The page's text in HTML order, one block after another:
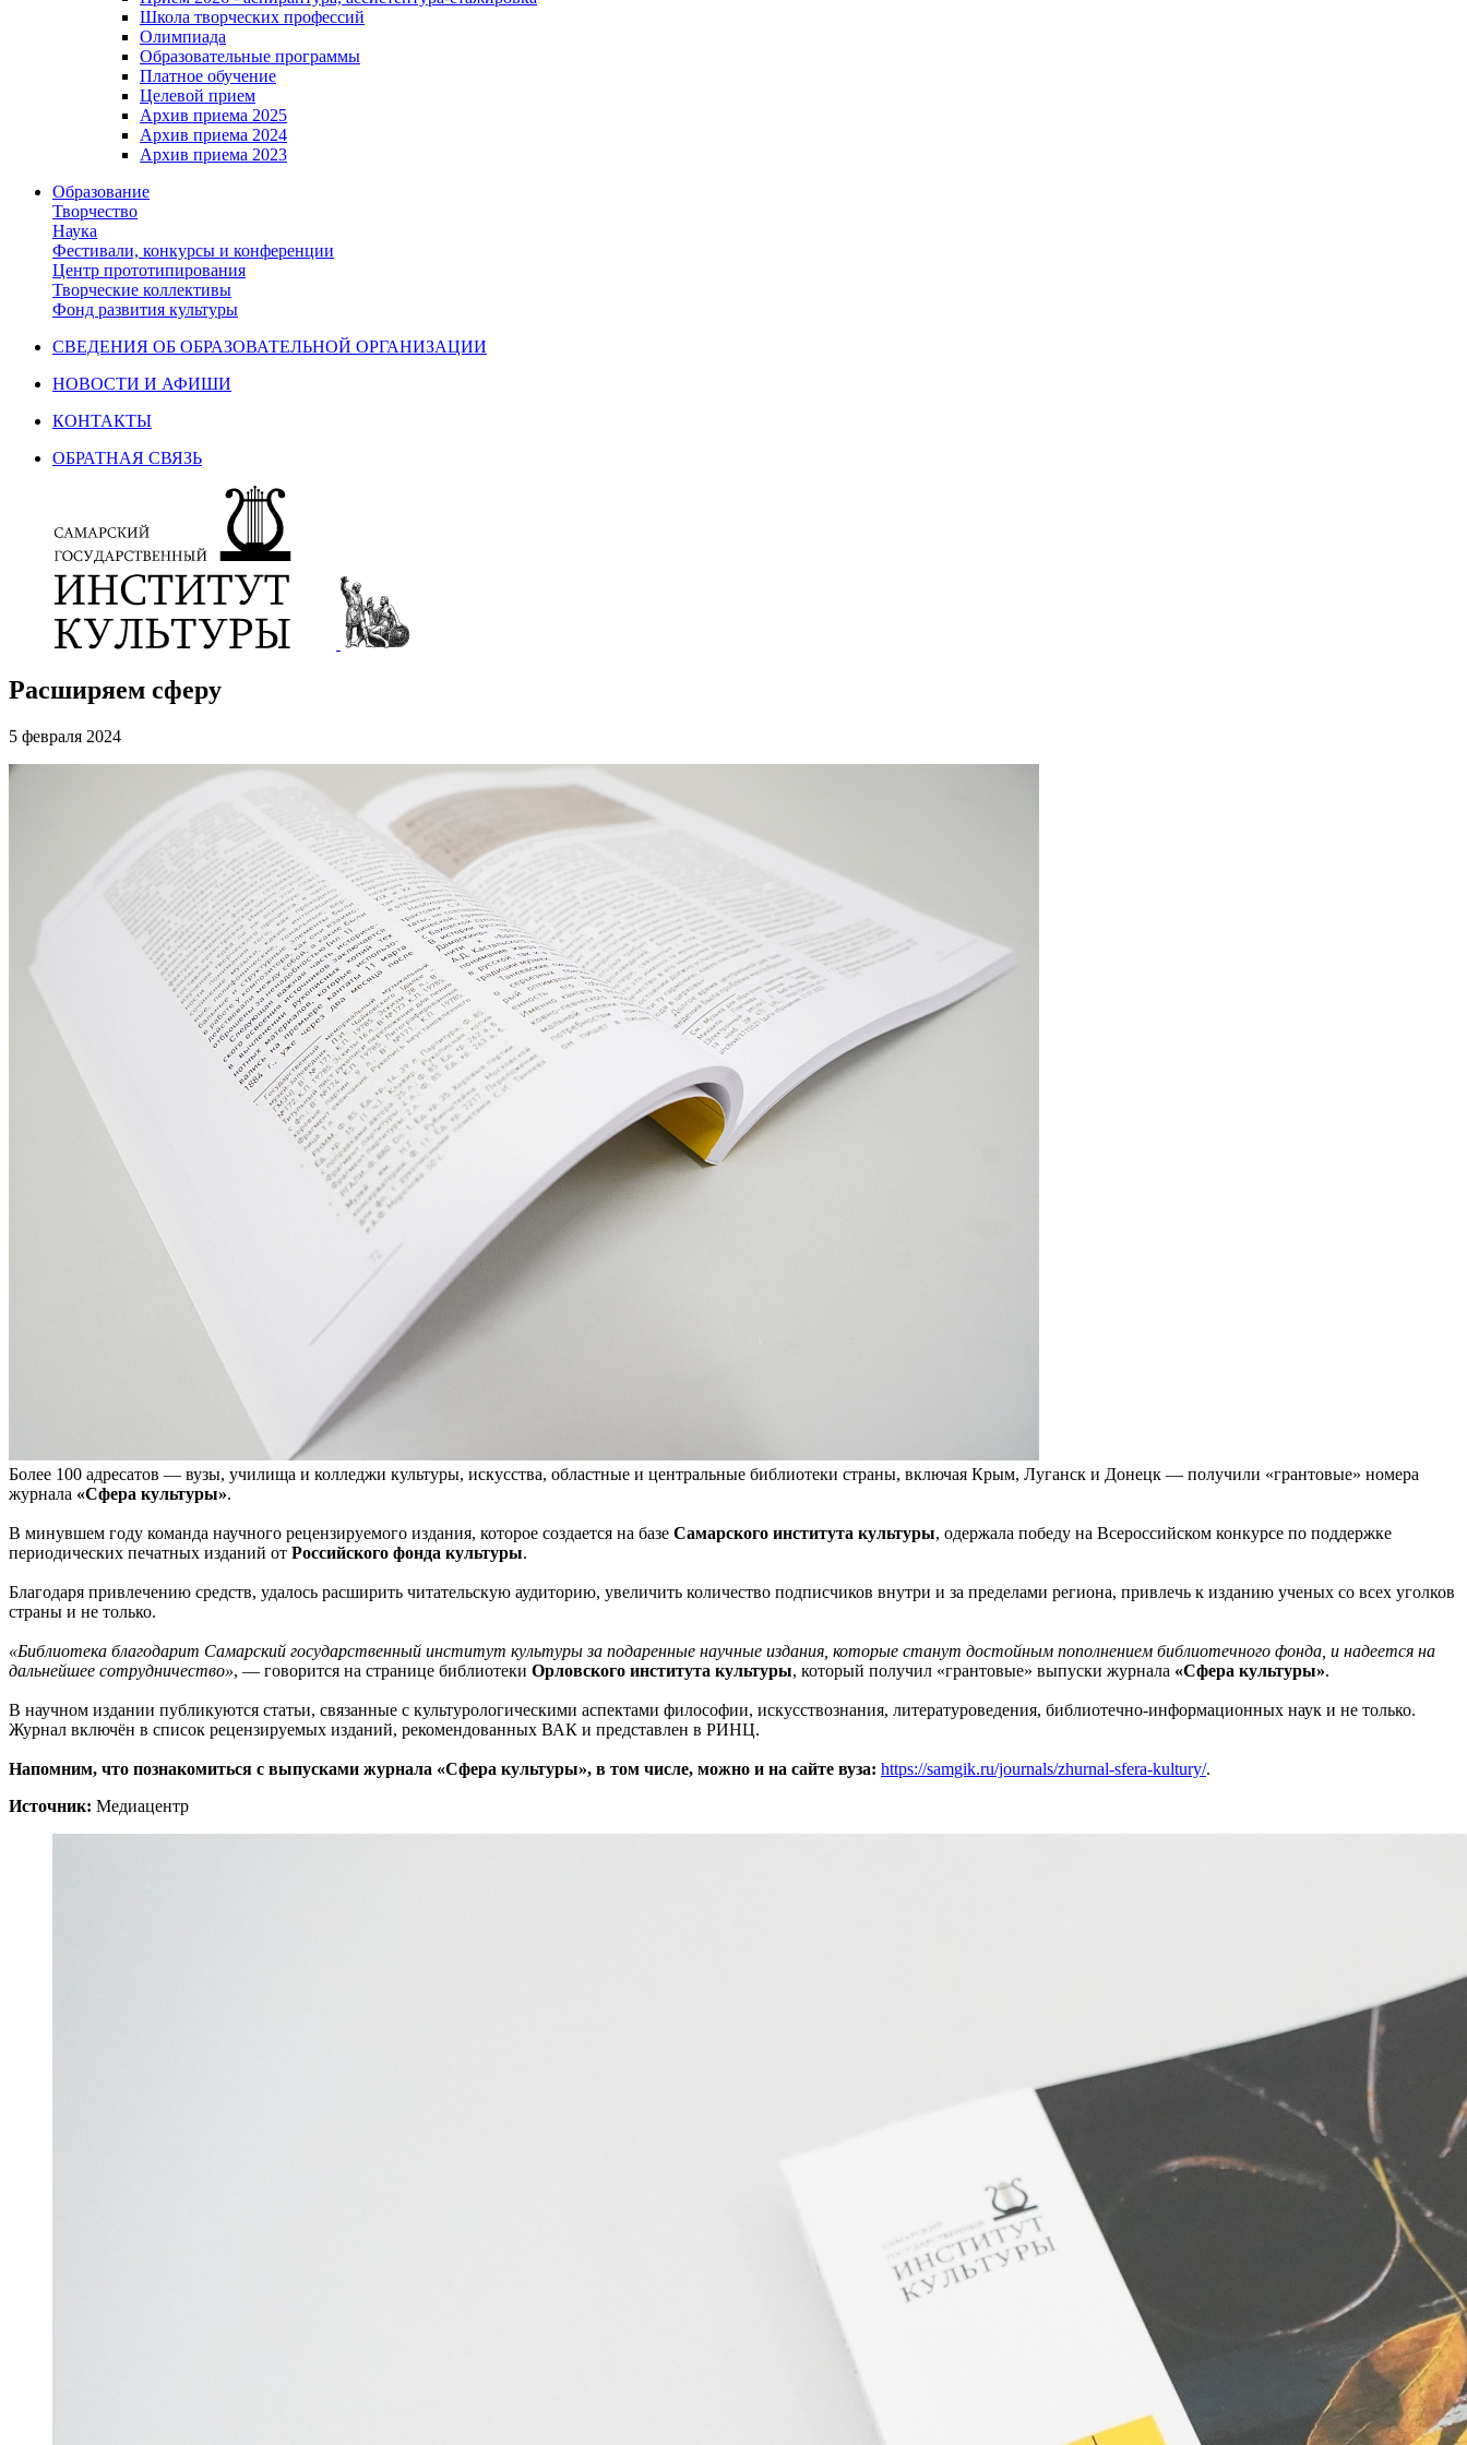
Школа творческих профессий
Олимпиада
Образовательные программы
Платное обучение
Целевой прием
Архив приема 2025
Архив приема 2024
Архив приема 2023
Образование
Творчество
Наука
Фестивали, конкурсы и конференции
Центр прототипирования
Творческие коллективы
Фонд развития культуры
СВЕДЕНИЯ ОБ ОБРАЗОВАТЕЛЬНОЙ ОРГАНИЗАЦИИ
НОВОСТИ И АФИШИ
КОНТАКТЫ
ОБРАТНАЯ СВЯЗЬ
Расширяем сферу
5 февраля 2024
Более 100 адресатов — вузы, училища и колледжи культуры, искусства, областные и центральные библиотеки страны, включая Крым, Луганск и Донецк — получили «грантовые» номера
журнала «Сфера культуры».
В минувшем году команда научного рецензируемого издания, которое создается на базе Самарского института культуры, одержала победу на Всероссийском конкурсе по поддержке
периодических печатных изданий от Российского фонда культуры.
Благодаря привлечению средств, удалось расширить читательскую аудиторию, увеличить количество подписчиков внутри и за пределами региона, привлечь к изданию ученых со всех уголков
страны и не только.
«Библиотека благодарит Самарский государственный институт культуры за подаренные научные издания, которые станут достойным пополнением библиотечного фонда, и надеется на
дальнейшее сотрудничество», — говорится на странице библиотеки Орловского института культуры, который получил «грантовые» выпуски журнала «Сфера культуры».
В научном издании публикуются статьи, связанные с культурологическими аспектами философии, искусствознания, литературоведения, библиотечно-информационных наук и не только.
Журнал включён в список рецензируемых изданий, рекомендованных ВАК и представлен в РИНЦ.
Напомним, что познакомиться с выпусками журнала «Сфера культуры», в том числе, можно и на сайте вуза: https://samgik.ru/journals/zhurnal-sfera-kultury/.
Источник: Медиацентр